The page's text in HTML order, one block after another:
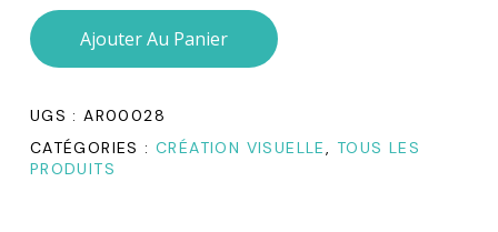
Ajouter Au Panier
UGS :AR00028
CATÉGORIES :CRÉATION VISUELLE, TOUS LES
PRODUITS